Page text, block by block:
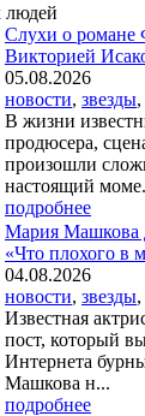
людей
Слухи о романе
Викторией
05.08.2026
новости, звезды,
В жизни
продюсера,
произошли
настоящий
подробнее
Мария Машкова
«Что плохого в
04.08.2026
новости, звезды,
Известная
пост, который
Интернета
Машкова н...
подробнее